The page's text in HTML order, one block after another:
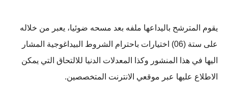
يقوم المترشح باليداعها ملفه بعد مسحه ضوئيا، يعبر من خلاله
على ستة (06) اختيارات باحترام الشروط البيداغوجية المشار
اليها في هذا المنشور وكذا المعدلات الدنيا للالتحاق التي يمكن
الاطلاع عليها عبر موقعي الانترنت المتخصصين.